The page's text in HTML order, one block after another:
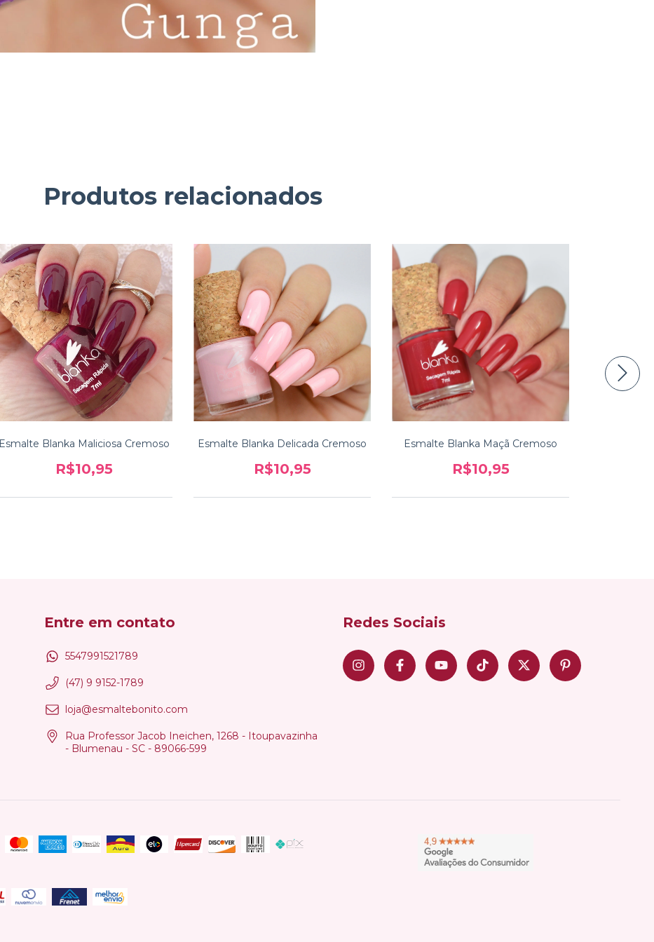
Produtos relacionados
Esmalte Blanka Maliciosa Cremoso
R$10,95
Esmalte Blanka Delicada Cremoso
R$10,95
Esmalte Blanka Maçã Cremoso
R$10,95
Entre em contato
5547991521789
(47) 9 9152-1789
loja@esmaltebonito.com
Rua Professor Jacob Ineichen, 1268 - Itoupavazinha
- Blumenau - SC - 89066-599
Redes Sociais